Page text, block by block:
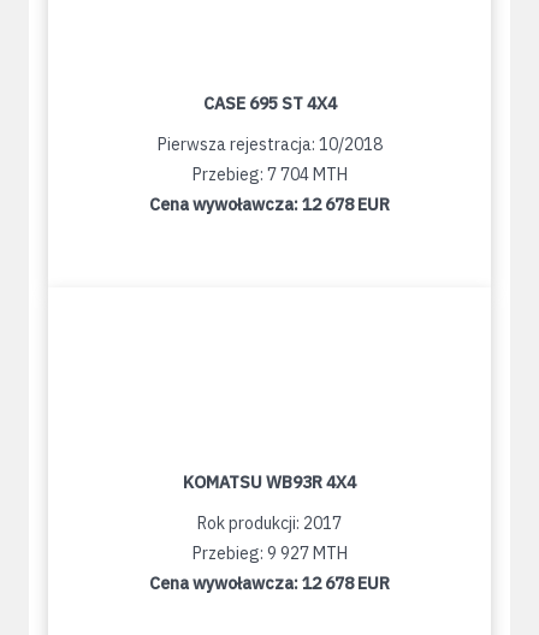
CASE 695 ST 4X4
Pierwsza rejestracja: 10/2018
Przebieg: 7 704 MTH
Cena wywoławcza:12 678 EUR
KOMATSU WB93R 4X4
Rok produkcji: 2017
Przebieg: 9 927 MTH
Cena wywoławcza:12 678 EUR